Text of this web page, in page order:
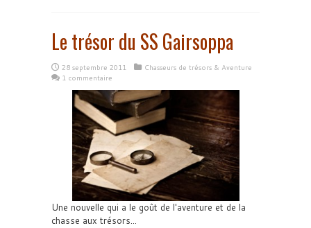
Le trésor du SS Gairsoppa
28 septembre 2011
Chasseurs de trésors & Aventure
1 commentaire
Une nouvelle qui a le goût de l'aventure et de la
chasse aux trésors...